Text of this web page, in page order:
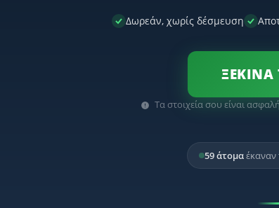
Δωρεάν, χωρίς δέσμευση
ΞΕΚΙΝΑ
Τα στοιχεία σου είναι
59 άτομαέκαναν